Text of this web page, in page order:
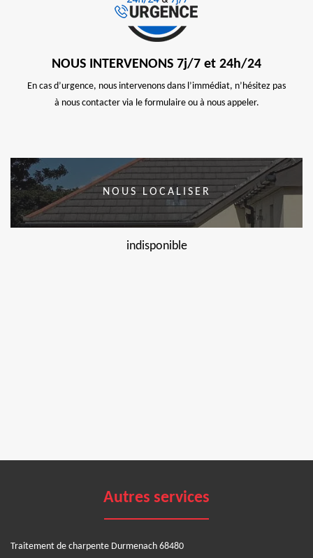
NOUS INTERVENONS 7j/7 et 24h/24
En cas d’urgence, nous intervenons dans l’immédiat, n’hésitez pas
à nous contacter via le formulaire ou à nous appeler.
NOUS LOCALISER
indisponible
Autres services
Traitement de charpente Durmenach 68480